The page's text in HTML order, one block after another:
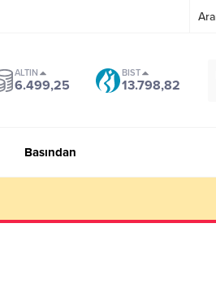
ALTIN
6.499,25
BIST
13.798,82
Basından